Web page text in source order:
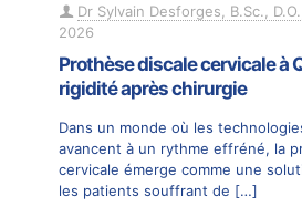
Dr Sylvain Desforges, B.Sc.,
2026
Prothèse discale cervicale à
rigidité après chirurgie
Dans un monde où les
avancent à un rythme effréné, la
cervicale émerge comme une
les patients souffrant de […]